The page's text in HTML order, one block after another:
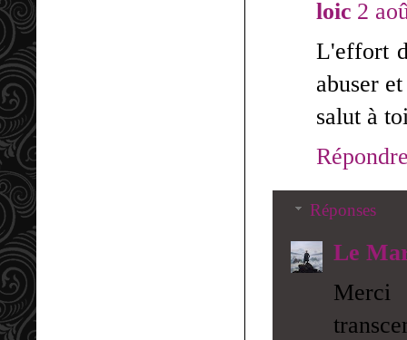
loic 2
L'effort
abuser
salut à
Réponses
Le